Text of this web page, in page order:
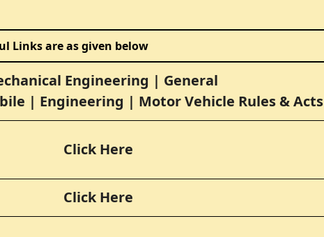
Links are as given below
Engineering | General
| Engineering | Motor Vehicle Rules & Acts
Click Here
Click Here